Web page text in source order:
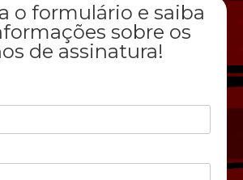
o formulário e saiba
sobre os
de assinatura!